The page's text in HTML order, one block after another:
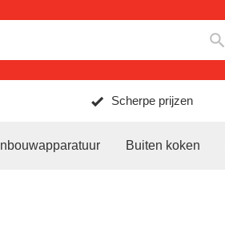
Scherpe prijzen
Inbouwapparatuur Buiten koken